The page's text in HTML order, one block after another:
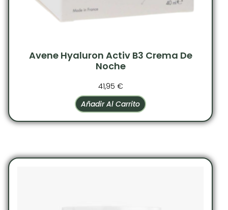
Avene Hyaluron Activ B3 Crema De
Noche
41,95 €
Añadir Al Carrito